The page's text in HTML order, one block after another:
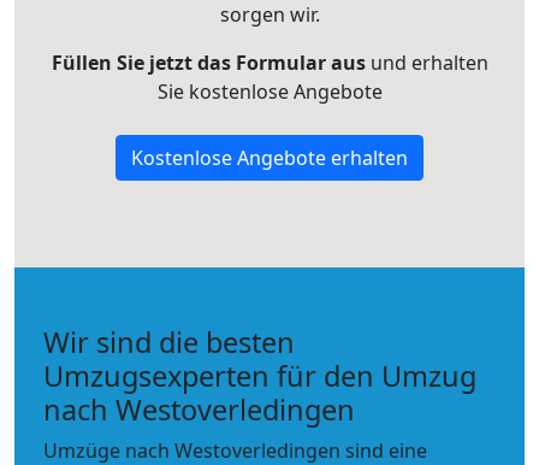
sorgen wir.
Füllen Sie jetzt das Formular ausund erhalten
Sie kostenlose Angebote
Kostenlose Angebote erhalten
Wir sind die besten
Umzugsexperten für den Umzug
nach Westoverledingen
Umzüge nach Westoverledingen sind eine